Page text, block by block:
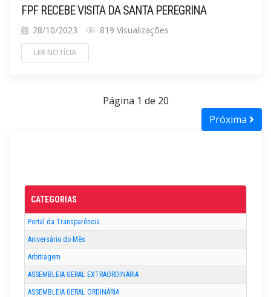
FPF RECEBE VISITA DA SANTA PEREGRINA
28/10/2023 819 Visualizações
LER NOTÍCIA
Página 1 de 20
Próxima
CATEGORIAS
Portal da Transparência
Aniversário do Mês
Arbitragem
ASSEMBLEIA GERAL EXTRAORDINÁRIA
ASSEMBLEIA GERAL ORDINÁRIA